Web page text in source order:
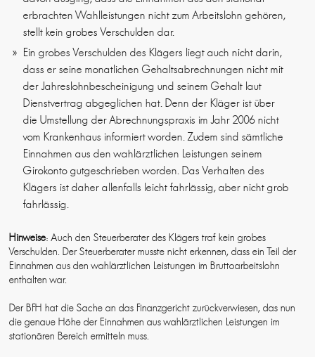
erbrachten Wahlleistungen nicht zum Arbeitslohn gehören,
stellt kein grobes Verschulden dar.
Ein grobes Verschulden des Klägers liegt auch nicht darin,
dass er seine monatlichen Gehaltsabrechnungen nicht mit
der Jahreslohnbescheinigung und seinem Gehalt laut
Dienstvertrag abgeglichen hat. Denn der Kläger ist über
die Umstellung der Abrechnungspraxis im Jahr 2006 nicht
vom Krankenhaus informiert worden. Zudem sind sämtliche
Einnahmen aus den wahlärztlichen Leistungen seinem
Girokonto gutgeschrieben worden. Das Verhalten des
Klägers ist daher allenfalls leicht fahrlässig, aber nicht grob
fahrlässig.
Hinweise: Auch den Steuerberater des Klägers traf kein grobes
Verschulden. Der Steuerberater musste nicht erkennen, dass ein Teil der
Einnahmen aus den wahlärztlichen Leistungen im Bruttoarbeitslohn
enthalten war.
Der BFH hat die Sache an das Finanzgericht zurückverwiesen, das nun
die genaue Höhe der Einnahmen aus wahlärztlichen Leistungen im
stationären Bereich ermitteln muss.